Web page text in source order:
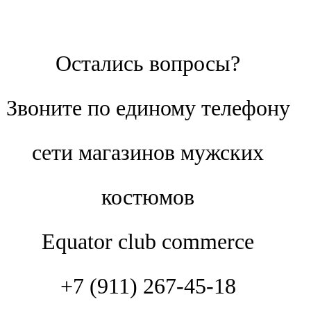
Остались вопросы?
Звоните по единому телефону
сети магазинов мужских
костюмов
Equator club commerce
+7 (911) 267-45-18